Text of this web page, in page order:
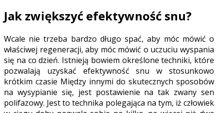
Jak zwiększyć efektywność snu?
Wcale nie trzeba bardzo długo spać, aby móc mówić o
właściwej regeneracji, aby móc mówić o uczuciu wyspania
się na co dzień. Istnieją bowiem określone techniki, które
pozwalają uzyskać efektywność snu w stosunkowo
krótkim czasie Między innymi do skutecznych sposobów
na wysypianie się, jest postawienie na tak zwany sen
polifazowy. Jest to technika polegająca na tym, iż człowiek